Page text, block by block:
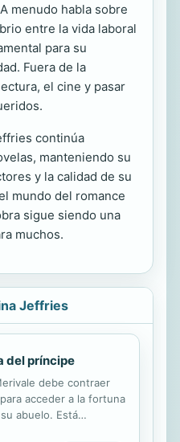
menudo habla sobre
entre la vida laboral
para su
Fuera de la
el cine y pasar
continúa
manteniendo su
y la calidad de su
mundo del romance
sigue siendo una
muchos.
Jeffries
del príncipe
debe contraer
acceder a la fortuna
abuelo. Está